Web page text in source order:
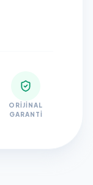
ORIJINAL
GARANTI